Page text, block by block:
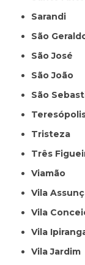
Sarandi
São
São José
São João
São
Tristeza
Três
Viamão
Vila
Vila
Vila
Vila Jardim